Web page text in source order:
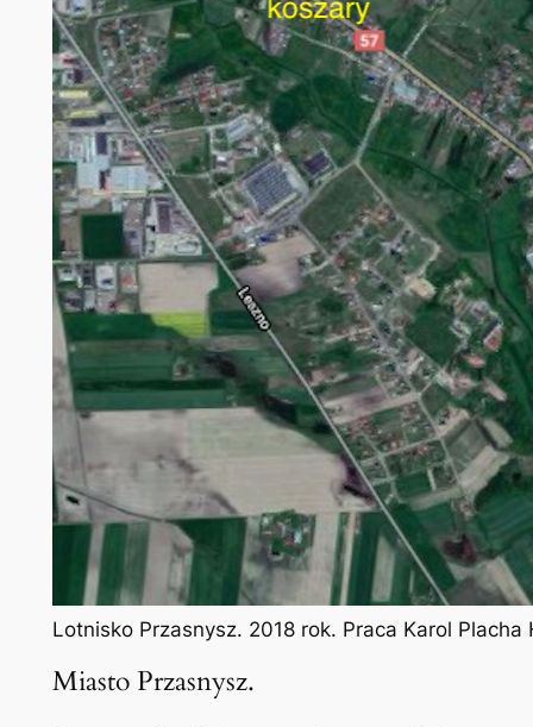
Lotnisko Przasnysz. 2018 rok. Praca Karol Placha
Miasto Przasnysz.